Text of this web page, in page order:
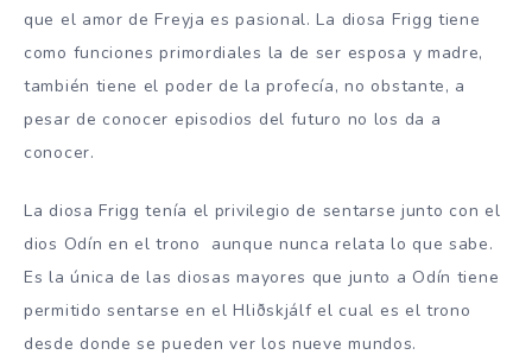
que el amor de Freyja es pasional. La diosa Frigg tiene
como funciones primordiales la de ser esposa y madre,
también tiene el poder de la profecía, no obstante, a
pesar de conocer episodios del futuro no los da a
conocer.
La diosa Frigg tenía el privilegio de sentarse junto con el
dios Odín en el trono aunque nunca relata lo que sabe.
Es la única de las diosas mayores que junto a Odín tiene
permitido sentarse en el Hliðskjálf el cual es el trono
desde donde se pueden ver los nueve mundos.